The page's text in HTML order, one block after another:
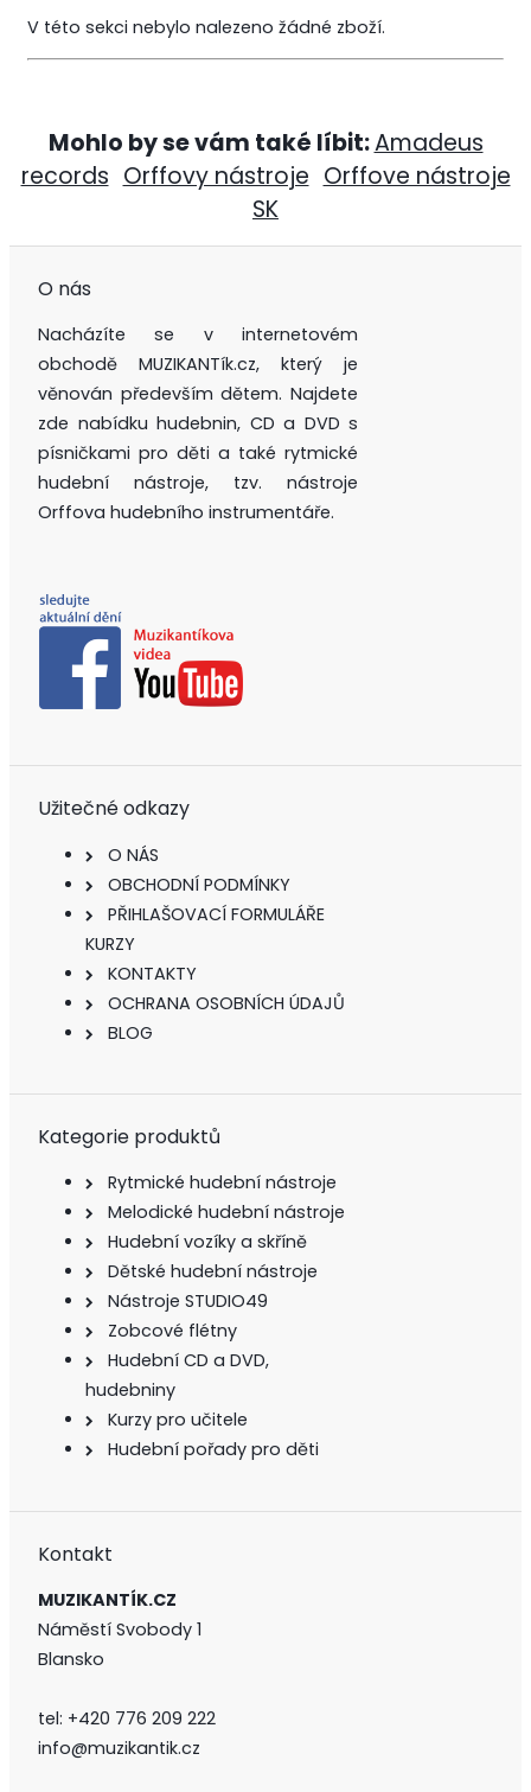
V této sekci nebylo nalezeno žádné zboží.
Mohlo by se vám také líbit:Amadeus
records Orffovy nástroje Orffove nástroje
SK
O nás
Nacházíte se v internetovém
obchodě MUZIKANTík.cz, který je
věnován především dětem. Najdete
zde nabídku hudebnin, CD a DVD s
písničkami pro děti a také rytmické
hudební nástroje, tzv. nástroje
Orffova hudebního instrumentáře.
Užitečné odkazy
O NÁS
OBCHODNÍ PODMÍNKY
PŘIHLAŠOVACÍ FORMULÁŘE
KURZY
KONTAKTY
OCHRANA OSOBNÍCH ÚDAJŮ
BLOG
Kategorie produktů
Rytmické hudební nástroje
Melodické hudební nástroje
Hudební vozíky a skříně
Dětské hudební nástroje
Nástroje STUDIO49
Zobcové flétny
Hudební CD a DVD,
hudebniny
Kurzy pro učitele
Hudební pořady pro děti
Kontakt
MUZIKANTÍK.CZ
Náměstí Svobody 1
Blansko
tel: +420 776 209 222
info@muzikantik.cz